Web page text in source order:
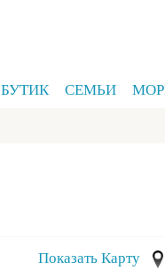
БУТИК СЕМЬИ
Показать Карту